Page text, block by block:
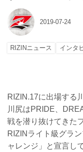
2019-07-24
RIZINニュース インタ
RIZIN.17に出場する
川尻はPRIDE、
戦を潜り抜けてきた
RIZINライト級グラ
ャレンジ」と宣言し